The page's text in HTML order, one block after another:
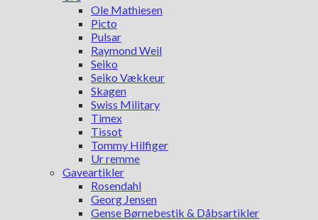
Ole Mathiesen
Picto
Pulsar
Raymond Weil
Seiko
Seiko Vækkeur
Skagen
Swiss Military
Timex
Tissot
Tommy Hilfiger
Ur remme
Gaveartikler
Rosendahl
Georg Jensen
Gense Børnebestik & Dåbsartikler